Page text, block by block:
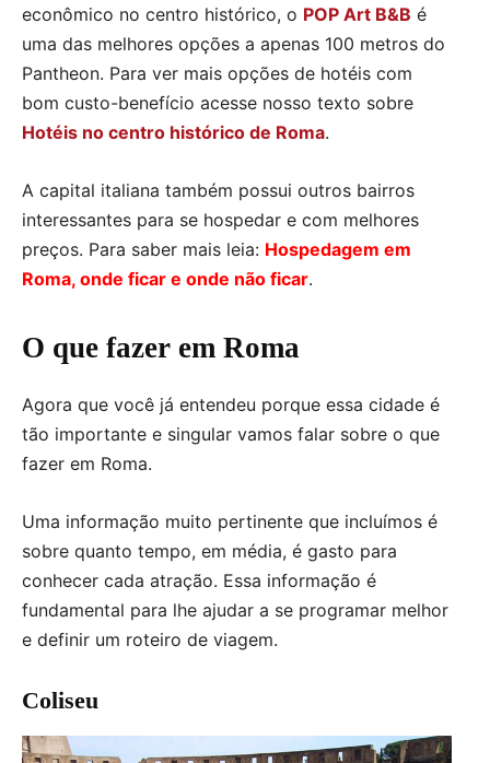
econômico no centro histórico, o POP Art B&B é
uma das melhores opções a apenas 100 metros do
Pantheon. Para ver mais opções de hotéis com
bom custo-benefício acesse nosso texto sobre
Hotéis no centro histórico de Roma.
A capital italiana também possui outros bairros
interessantes para se hospedar e com melhores
preços. Para saber mais leia: Hospedagem em
Roma, onde ficar e onde não ficar.
O que fazer em Roma
Agora que você já entendeu porque essa cidade é
tão importante e singular vamos falar sobre o que
fazer em Roma.
Uma informação muito pertinente que incluímos é
sobre quanto tempo, em média, é gasto para
conhecer cada atração. Essa informação é
fundamental para lhe ajudar a se programar melhor
e definir um roteiro de viagem.
Coliseu